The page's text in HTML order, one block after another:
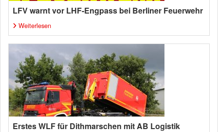
LFV warnt vor LHF-Engpass bei Berliner Feuerwehr
Weiterlesen
Erstes WLF für Dithmarschen mit AB Logistik